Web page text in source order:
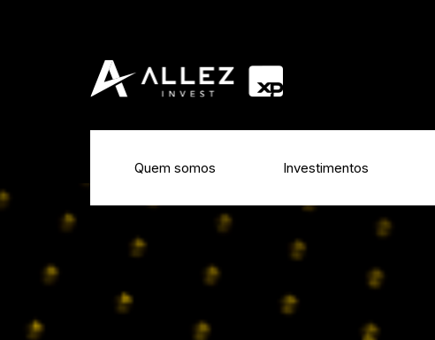
Quem somos Investimentos